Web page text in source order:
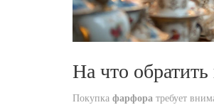
На что
Покупка фарфора требует